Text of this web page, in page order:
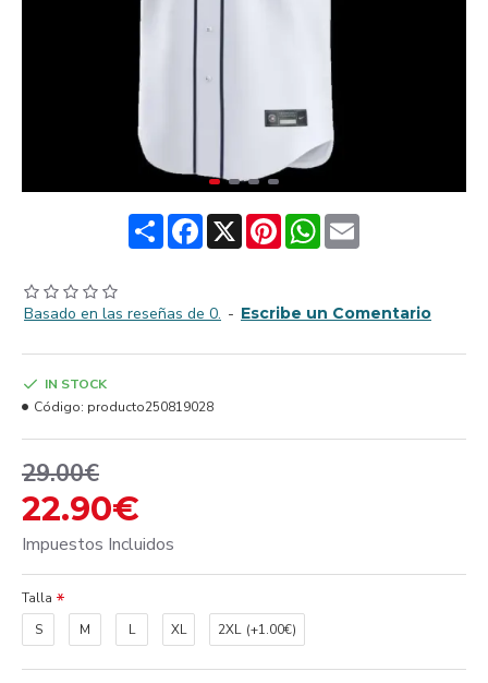
ShareFacebook
X PinterestWhatsApp
Email
Basado en las reseñas de 0. - Escribe un Comentario
22.90€
29.00€
Impuestos Incluidos
IN STOCK
Código: producto250819028
Talla
S
M L XL 2XL (+1.00€)